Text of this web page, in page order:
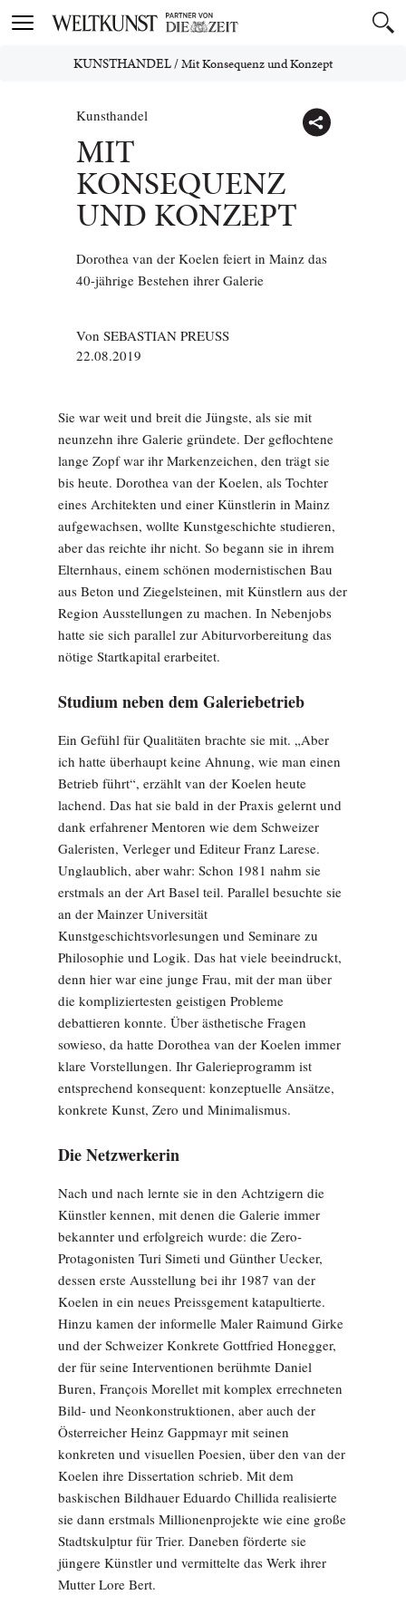
Toggle
KUNSTHANDEL/Mit Konsequenz und Konzept
Kunsthandel
MIT
KONSEQUENZ
UND KONZEPT
Dorothea van der Koelen feiert in Mainz das
40-jährige Bestehen ihrer Galerie
Von SEBASTIAN PREUSS
22.08.2019
Sie war weit und breit die Jüngste, als sie mit
neunzehn ihre Galerie gründete. Der geflochtene
lange Zopf war ihr Markenzeichen, den trägt sie
bis heute. Dorothea van der Koelen, als Tochter
eines Architekten und einer Künstlerin in Mainz
aufgewachsen, wollte Kunstgeschichte studieren,
aber das reichte ihr nicht. So begann sie in ihrem
Elternhaus, einem schönen modernistischen Bau
aus Beton und Ziegelsteinen, mit Künstlern aus der
Region Ausstellungen zu machen. In Nebenjobs
hatte sie sich parallel zur Abiturvorbereitung das
nötige Startkapital erarbeitet.
Studium neben dem Galeriebetrieb
Ein Gefühl für Qualitäten brachte sie mit. „Aber
ich hatte überhaupt keine Ahnung, wie man einen
Betrieb führt“, erzählt van der Koelen heute
lachend. Das hat sie bald in der Praxis gelernt und
dank erfahrener Mentoren wie dem Schweizer
Galeristen, Verleger und Editeur Franz Larese.
Unglaublich, aber wahr: Schon 1981 nahm sie
erstmals an der Art Basel teil. Parallel besuchte sie
an der Mainzer Universität
Kunstgeschichtsvorlesungen und Seminare zu
Philosophie und Logik. Das hat viele beeindruckt,
denn hier war eine junge Frau, mit der man über
die kompliziertesten geistigen Probleme
debattieren konnte. Über ästhetische Fragen
sowieso, da hatte Dorothea van der Koelen immer
klare Vorstellungen. Ihr Galerieprogramm ist
entsprechend konsequent: konzeptuelle Ansätze,
konkrete Kunst, Zero und Minimalismus.
Die Netzwerkerin
Nach und nach lernte sie in den Achtzigern die
Künstler kennen, mit denen die Galerie immer
bekannter und erfolgreich wurde: die Zero-
Protagonisten Turi Simeti und Günther Uecker,
dessen erste Ausstellung bei ihr 1987 van der
Koelen in ein neues Preissgement katapultierte.
Hinzu kamen der informelle Maler Raimund Girke
und der Schweizer Konkrete Gottfried Honegger,
der für seine Interventionen berühmte Daniel
Buren, François Morellet mit komplex errechneten
Bild- und Neonkonstruktionen, aber auch der
Österreicher Heinz Gappmayr mit seinen
konkreten und visuellen Poesien, über den van der
Koelen ihre Dissertation schrieb. Mit dem
baskischen Bildhauer Eduardo Chillida realisierte
sie dann erstmals Millionenprojekte wie eine große
Stadtskulptur für Trier. Daneben förderte sie
jüngere Künstler und vermittelte das Werk ihrer
Mutter Lore Bert.